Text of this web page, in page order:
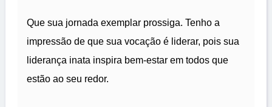
Que sua jornada exemplar prossiga. Tenho a
impressão de que sua vocação é liderar, pois sua
liderança inata inspira bem-estar em todos que
estão ao seu redor.